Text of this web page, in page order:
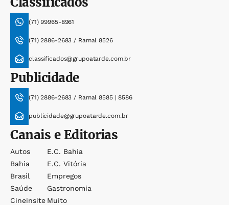
(71) 99965-8961
(71) 2886-2683 / Ramal 8526
classificados@grupoatarde.com.br
Publicidade
(71) 2886-2683 / Ramal 8585 | 8586
publicidade@grupoatarde.com.br
Canais e Editorias
Autos
Bahia
Brasil
Saúde
Cineinsite
E.c. Bahia
E.c. Vitória
Empregos
Gastronomia
Muito